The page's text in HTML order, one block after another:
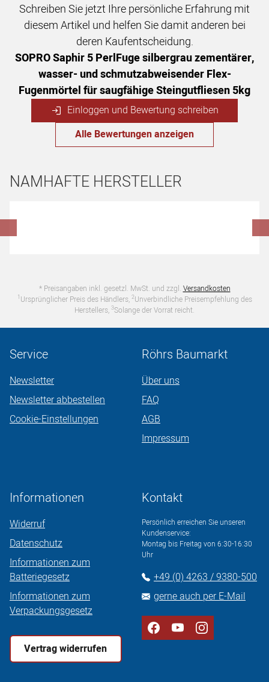
Schreiben Sie jetzt Ihre persönliche Erfahrung mit
diesem Artikel und helfen Sie damit anderen bei
deren Kaufentscheidung.
SOPRO Saphir 5 PerlFuge silbergrau zementärer,
wasser- und schmutzabweisender Flex-
Fugenmörtel für saugfähige Steingutfliesen 5kg
Einloggen und Bewertung schreiben
Alle Bewertungen anzeigen
NAMHAFTE HERSTELLER
* Preisangaben inkl. gesetzl. MwSt. und zzgl. Versandkosten
1 Ursprünglicher Preis des Händlers, 2Unverbindliche Preisempfehlung des
Herstellers, 3Solange der Vorrat reicht.
Service
Newsletter
Newsletter abbestellen
Cookie-Einstellungen
Röhrs Baumarkt
Über uns
FAQ
AGB
Impressum
Informationen
Widerruf
Datenschutz
Informationen zum
Batteriegesetz
Informationen zum
Verpackungsgesetz
Vertrag widerrufen
Kontakt
Persönlich erreichen Sie unseren
Kundenservice:
Montag bis Freitag von 6:30-16:30
Uhr
+49 (0) 4263 / 9380-500
gerne auch per E-Mail